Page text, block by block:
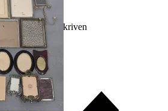
inte är som beskriven